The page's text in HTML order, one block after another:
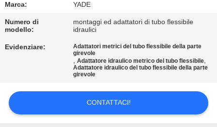
CONTATTICI
RICHIEDA
MAPPA
Marca: YADE
Numero di
modello:
montaggi ed adattatori di tubo flessibile
idraulici
Evidenziare:
Adattatori metrici del tubo flessibile della parte
girevole
,Adattatore idraulico metrico del tubo flessibile,
Adattatore idraulico del tubo flessibile della parte
girevole
CONTATTACI!